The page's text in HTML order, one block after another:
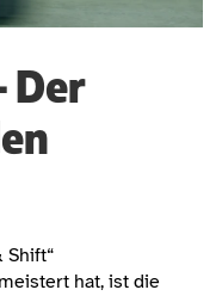
Der
Shift“